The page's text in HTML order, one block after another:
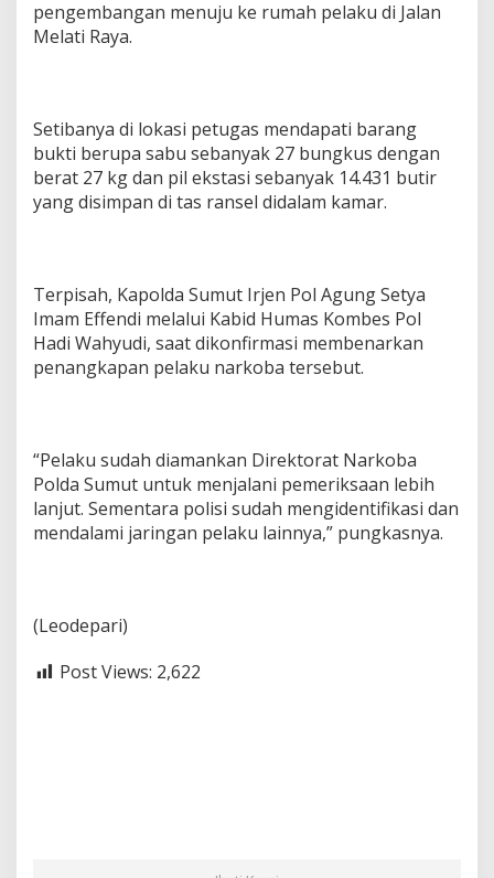
pengembangan menuju ke rumah pelaku di Jalan
Melati Raya.
Setibanya di lokasi petugas mendapati barang
bukti berupa sabu sebanyak 27 bungkus dengan
berat 27 kg dan pil ekstasi sebanyak 14.431 butir
yang disimpan di tas ransel didalam kamar.
Terpisah, Kapolda Sumut Irjen Pol Agung Setya
Imam Effendi melalui Kabid Humas Kombes Pol
Hadi Wahyudi, saat dikonfirmasi membenarkan
penangkapan pelaku narkoba tersebut.
“Pelaku sudah diamankan Direktorat Narkoba
Polda Sumut untuk menjalani pemeriksaan lebih
lanjut. Sementara polisi sudah mengidentifikasi dan
mendalami jaringan pelaku lainnya,” pungkasnya.
(Leodepari)
Post Views: 2,622